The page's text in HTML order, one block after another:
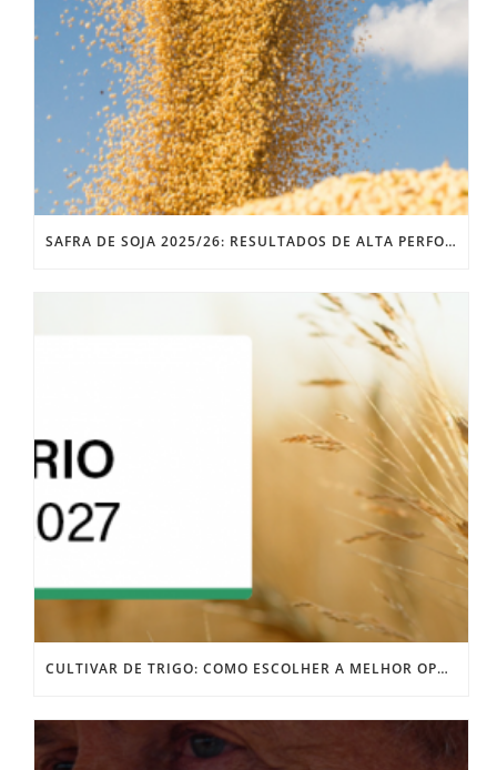
SAFRA DE SOJA 2025/26: RESULTADOS DE ALTA PERFORMANCE DONMARIO
CULTIVAR DE TRIGO: COMO ESCOLHER A MELHOR OPÇÃO PARA SUA LAVOURA